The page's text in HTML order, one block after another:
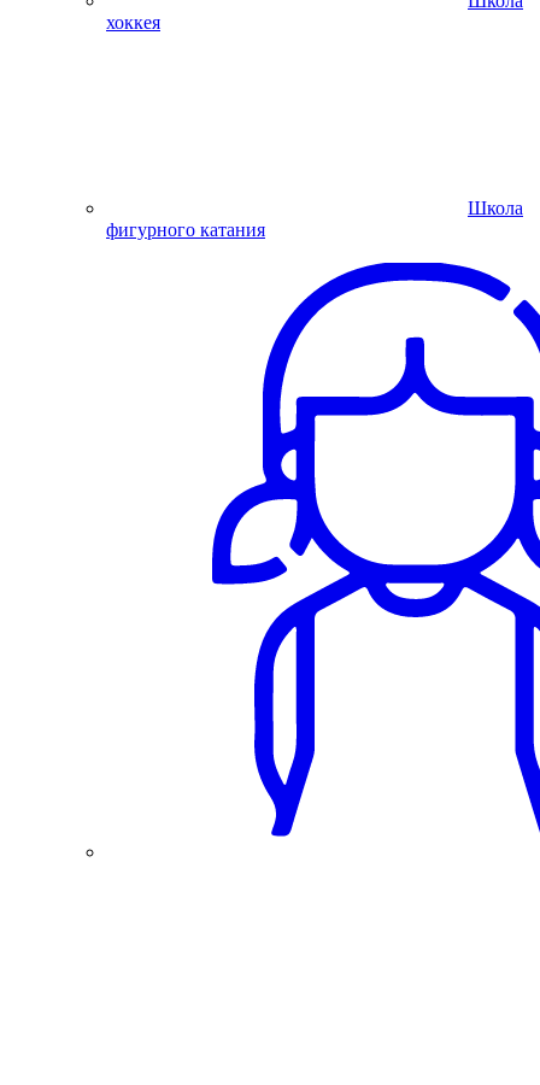
хоккея
Школа
фигурного катания